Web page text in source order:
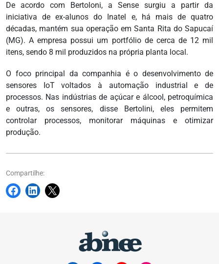
De acordo com Bertoloni, a Sense surgiu a partir da
iniciativa de ex-alunos do Inatel e, há mais de quatro
décadas, mantém sua operação em Santa Rita do Sapucaí
(MG). A empresa possui um portfólio de cerca de 12 mil
itens, sendo 8 mil produzidos na própria planta local.
O foco principal da companhia é o desenvolvimento de
sensores IoT voltados à automação industrial e de
processos. Nas indústrias de açúcar e álcool, petroquímica
e outras, os sensores, disse Bertolini, eles permitem
controlar processos, monitorar máquinas e otimizar
produção.
Compartilhe: